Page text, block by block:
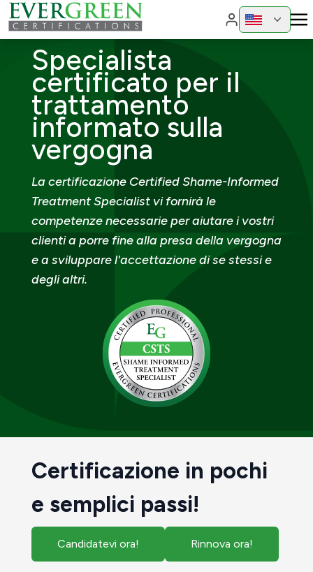
Cambia
Specialista
certificato per il
trattamento
informato sulla
vergogna
La certificazione Certified Shame-Informed
Treatment Specialist vi fornirà le
competenze necessarie per aiutare i vostri
clienti a porre fine alla presa della vergogna
e a sviluppare l'accettazione di se stessi e
degli altri.
Certificazione in pochi
e semplici passi!
Candidatevi ora! Rinnova ora!